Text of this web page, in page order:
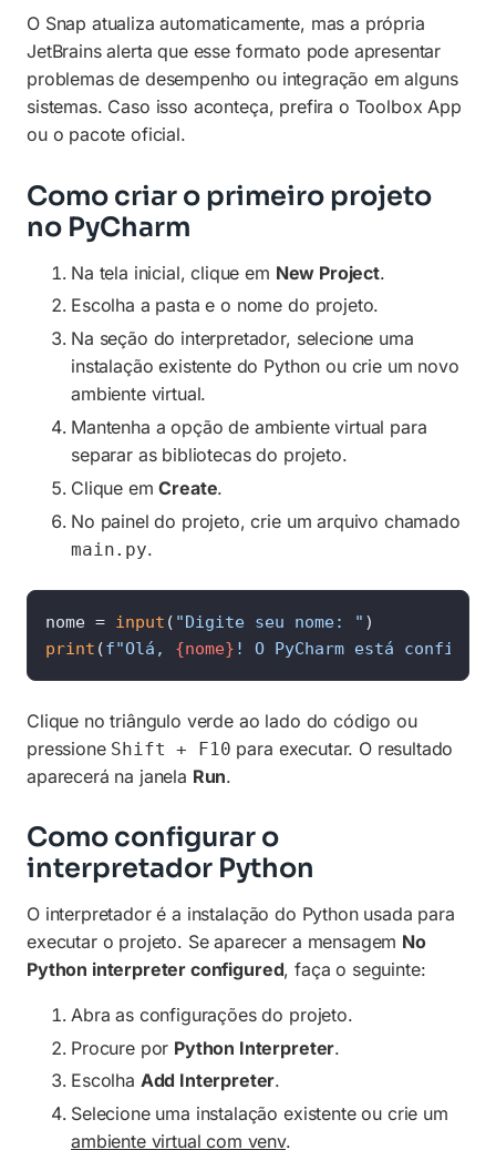
O Snap atualiza automaticamente, mas a própria
JetBrains alerta que esse formato pode apresentar
problemas de desempenho ou integração em alguns
sistemas. Caso isso aconteça, prefira o Toolbox App
ou o pacote oficial.
Como criar o primeiro projeto
no PyCharm
Na tela inicial, clique em New Project.
Escolha a pasta e o nome do projeto.
Na seção do interpretador, selecione uma
instalação existente do Python ou crie um novo
ambiente virtual.
Mantenha a opção de ambiente virtual para
separar as bibliotecas do projeto.
Clique emCreate.
No painel do projeto, crie um arquivo chamado
main.py.
nome = input ( "Digite seu nome: "
print (f"Olá, {nome} ! O PyCharm está
Clique no triângulo verde ao lado do código ou
pressione Shift + F10 para executar. O resultado
aparecerá na janela Run.
Como configurar o
interpretador Python
O interpretador é a instalação do Python usada para
executar o projeto. Se aparecer a mensagem No
Python interpreter configured, faça o seguinte:
Abra as configurações do projeto.
Procure por Python Interpreter.
Escolha Add Interpreter.
Selecione uma instalação existente ou crie um
ambiente virtual com venv.